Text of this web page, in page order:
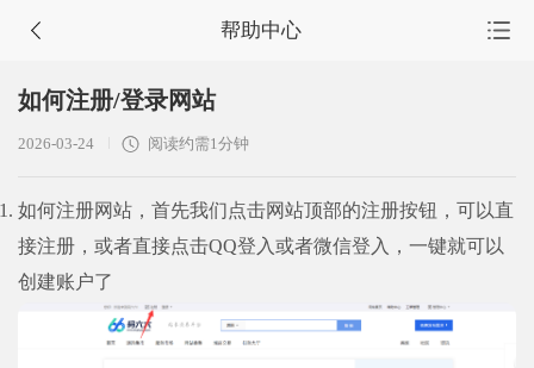
帮助中心
任务大厅
如何注册/登录网站
2026-03-24 阅读约需1分钟
如何注册网站，首先我们点击网站顶部的注册按钮，可以直
接注册，或者直接点击QQ登入或者微信登入，一键就可以
创建账户了